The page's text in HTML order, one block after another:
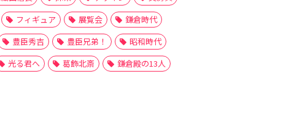
フィギュア
展覧会
鎌倉時代
豊臣秀吉
豊臣兄弟！
昭和時代
光る君へ
葛飾北斎 鎌倉殿の13人